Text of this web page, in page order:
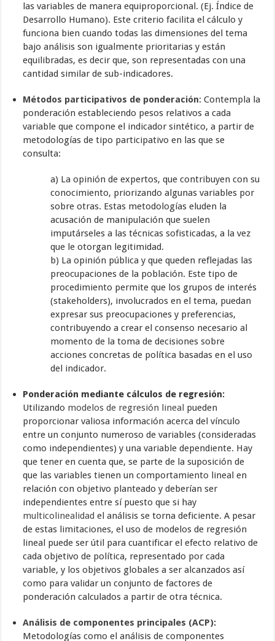
las variables de manera equiproporcional. (Ej. Índice de
Desarrollo Humano). Este criterio facilita el cálculo y
funciona bien cuando todas las dimensiones del tema
bajo análisis son igualmente prioritarias y están
equilibradas, es decir que, son representadas con una
cantidad similar de sub-indicadores.
Métodos participativos de ponderación: Contempla la
ponderación estableciendo pesos relativos a cada
variable que compone el indicador sintético, a partir de
metodologías de tipo participativo en las que se
consulta:
a) La opinión de expertos, que contribuyen con su
conocimiento, priorizando algunas variables por
sobre otras. Estas metodologías eluden la
acusación de manipulación que suelen
imputárseles a las técnicas sofisticadas, a la vez
que le otorgan legitimidad.
b) La opinión pública y que queden reflejadas las
preocupaciones de la población. Este tipo de
procedimiento permite que los grupos de interés
(stakeholders), involucrados en el tema, puedan
expresar sus preocupaciones y preferencias,
contribuyendo a crear el consenso necesario al
momento de la toma de decisiones sobre
acciones concretas de política basadas en el uso
del indicador.
Ponderación mediante cálculos de regresión:
Utilizando modelos de regresión lineal pueden
proporcionar valiosa información acerca del vínculo
entre un conjunto numeroso de variables (consideradas
como independientes) y una variable dependiente. Hay
que tener en cuenta que, se parte de la suposición de
que las variables tienen un comportamiento lineal en
relación con objetivo planteado y deberían ser
independientes entre sí puesto que si hay
multicolinealidad el análisis se torna deficiente. A pesar
de estas limitaciones, el uso de modelos de regresión
lineal puede ser útil para cuantificar el efecto relativo de
cada objetivo de política, representado por cada
variable, y los objetivos globales a ser alcanzados así
como para validar un conjunto de factores de
ponderación calculados a partir de otra técnica.
Análisis de componentes principales (ACP):
Metodologías como el análisis de componentes